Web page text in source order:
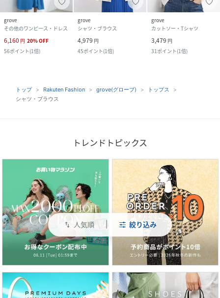
swap_vert 人気順 絞り込み
grove
その他のワンピース・ドレス
6,160 円 20%OFF
56ポイント(1倍)
grove
シャツ・ブラウス
4,979 円
45ポイント(1倍)
grove
カットソー・Tシャツ
3,479 円
31ポイント(1倍)
トップ Rakuten Fashion grove(グローブ)
トップス
シャツ・ブラウス
トレンドトピックス